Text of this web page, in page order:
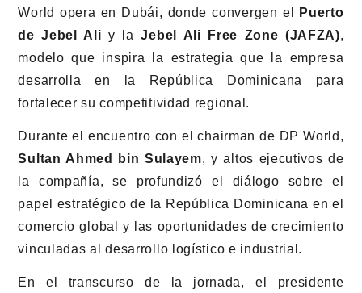
World opera en Dubái, donde convergen el
Puerto
de Jebel Ali y laJebel Ali Free Zone (JAFZA),
modelo que inspira la estrategia que la empresa
desarrolla en la República Dominicana para
fortalecer su competitividad regional.
Durante el encuentro con el chairman de DP World,
Sultan Ahmed bin Sulayem, y altos ejecutivos de
la compañía, se profundizó el diálogo sobre el
papel estratégico de la República Dominicana en el
comercio global y las oportunidades de crecimiento
vinculadas al desarrollo logístico e industrial.
En el transcurso de la jornada, el presidente